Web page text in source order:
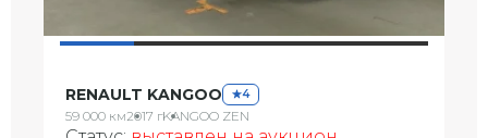
RENAULT KANGOO 4
59 000 км2017 гKANGOO ZEN